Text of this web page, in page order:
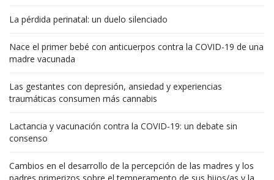
La pérdida perinatal: un duelo silenciado
Nace el primer bebé con anticuerpos contra la COVID-19 de una
madre vacunada
Las gestantes con depresión, ansiedad y experiencias
traumáticas consumen más cannabis
Lactancia y vacunación contra la COVID-19: un debate sin
consenso
Cambios en el desarrollo de la percepción de las madres y los